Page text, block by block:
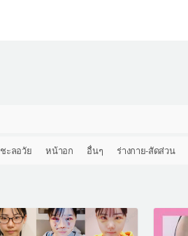
ชะลอวัย หน้าอก อื่นๆ ร่างกาย-สัดส่วน